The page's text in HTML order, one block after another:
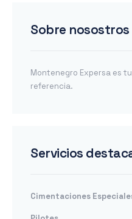
Sobre nosostros
Montenegro Expersa es
referencia.
Servicios
Cimentaciones